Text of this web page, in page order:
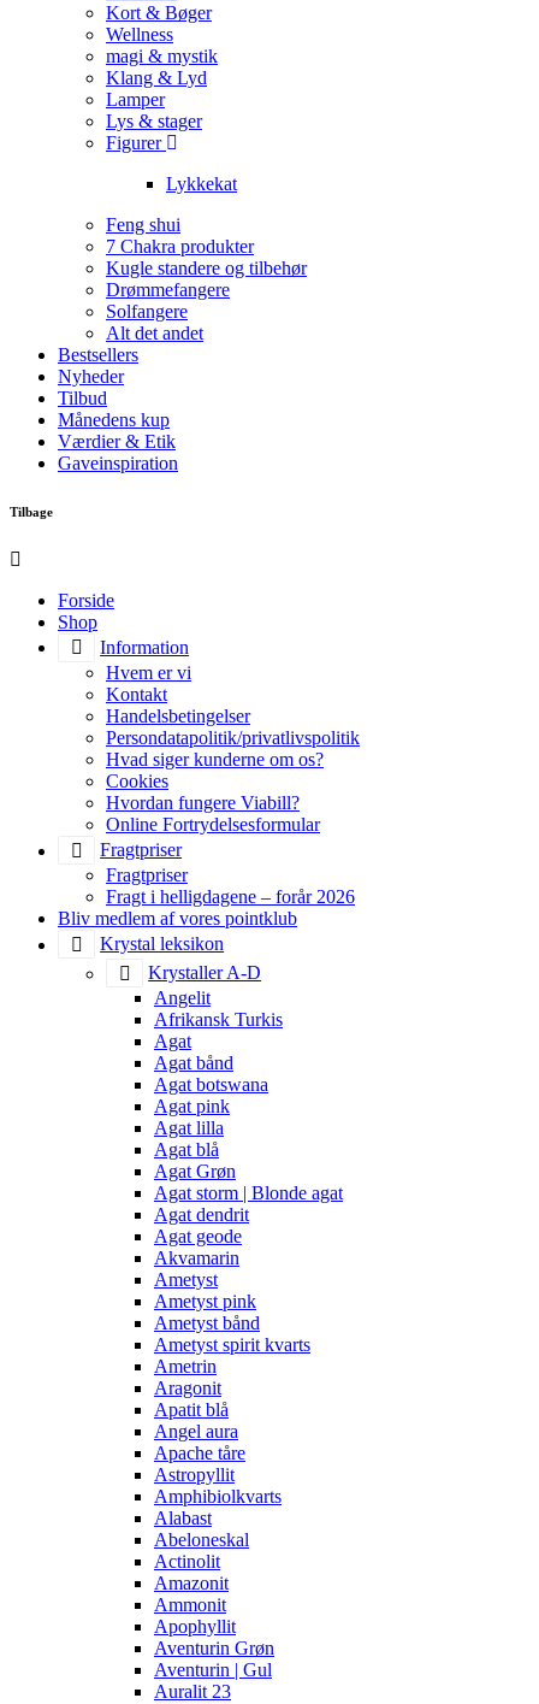
Kort & Bøger
Wellness
magi & mystik
Klang & Lyd
Lamper
Lys & stager
Figurer
Lykkekat
Feng shui
7 Chakra produkter
Kugle standere og tilbehør
Drømmefangere
Solfangere
Alt det andet
Bestsellers
Nyheder
Tilbud
Månedens kup
Værdier & Etik
Gaveinspiration
Tilbage
Forside
Shop
Information
Hvem er vi
Kontakt
Handelsbetingelser
Persondatapolitik/privatlivspolitik
Hvad siger kunderne om os?
Cookies
Hvordan fungere Viabill?
Online Fortrydelsesformular
Fragtpriser
Fragtpriser
Fragt i helligdagene – forår 2026
Bliv medlem af vores pointklub
Krystal leksikon
Krystaller A-D
Angelit
Afrikansk Turkis
Agat
Agat bånd
Agat botswana
Agat pink
Agat lilla
Agat blå
Agat Grøn
Agat storm | Blonde agat
Agat dendrit
Agat geode
Akvamarin
Ametyst
Ametyst pink
Ametyst bånd
Ametyst spirit kvarts
Ametrin
Aragonit
Apatit blå
Angel aura
Apache tåre
Astropyllit
Amphibiolkvarts
Alabast
Abeloneskal
Actinolit
Amazonit
Ammonit
Apophyllit
Aventurin Grøn
Aventurin | Gul
Auralit 23